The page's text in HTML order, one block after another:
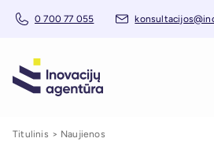
0 700 77 055
Titulinis Naujienos